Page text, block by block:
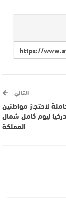
التالي
لاحتجاز مواطنين
لـ12 دركيا ليوم كامل شمال
المملكة